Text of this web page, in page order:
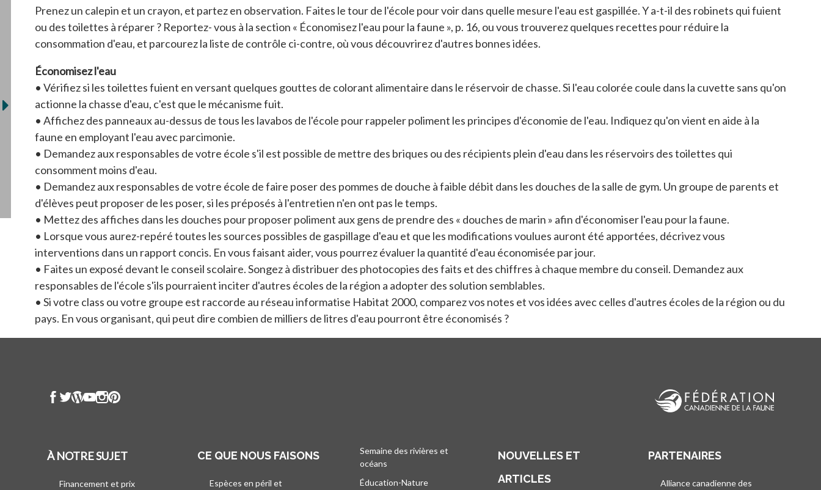
Prenez un calepin et un crayon, et partez en observation. Faites le tour de l'école pour voir dans quelle mesure l'eau est gaspillée. Y a-t-il des robinets qui fuient
ou des toilettes à réparer ? Reportez- vous à la section « Économisez l'eau pour la faune », p. 16, ou vous trouverez quelques recettes pour réduire la
consommation d'eau, et parcourez la liste de contrôle ci-contre, oùvous découvrirez d'autres bonnes idées.
Économisez l'eau
• Vérifiez si les toilettes fuient en versant quelques gouttes de colorant alimentaire dans le réservoir de chasse. Si l'eau colorée coule dans la cuvette sans qu'on
actionne la chasse d'eau, c'est que le mécanisme fuit.
• Affichez des panneaux au-dessus de tous les lavabos de l'école pour rappeler poliment les principes d'économie de l'eau. Indiquez qu'on vient en aide à la
faune en employant l'eau avec parcimonie.
• Demandez aux responsables de votre école s'il est possible de mettre des briques ou des récipients plein d'eau dans les réservoirs des toilettes qui
consomment moins d'eau.
• Demandez aux responsables de votre école de faire poser des pommes de douche à faible débit dans les douches de la salle de gym. Un groupe de parents et
d'élèves peut proposer de les poser, si les préposés à l'entretien n'en ont pas le temps.
• Mettez des affiches dans les douches pour proposer poliment aux gens de prendre des « douches de marin » afin d'économiser l'eau pour la faune.
• Lorsque vous aurez-repéré toutes les sources possibles de gaspillage d'eau et que les modifications voulues auront été apportées, décrivez vous
interventions dans un rapport concis. En vous faisant aider, vous pourrez évaluer la quantité d'eau économisée par jour.
• Faites un exposé devant le conseil scolaire. Songez à distribuer des photocopies des faits et des chiffres à chaque membre du conseil. Demandez aux
responsables de l'école s'ils pourraient inciter d'autres écoles de la région a adopter des solution semblables.
• Si votre class ou votre groupe est raccorde au réseau informatise Habitat 2000, comparez vos notes et vos idées avec celles d'autres écoles de la région ou du
pays. En vous organisant, qui peut dire combien de milliers de litres d'eau pourront être économisés ?
À NOTRE SUJET
Financement et prix
CE QUE NOUS FAISONS
Espèces en péril et
Semaine des rivières et
océans
Éducation-Nature
NOUVELLES ET
ARTICLES
PARTENAIRES
Alliance canadienne des